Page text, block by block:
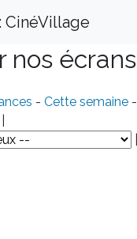
CinéVillage
nos écrans
- Cette semaine -